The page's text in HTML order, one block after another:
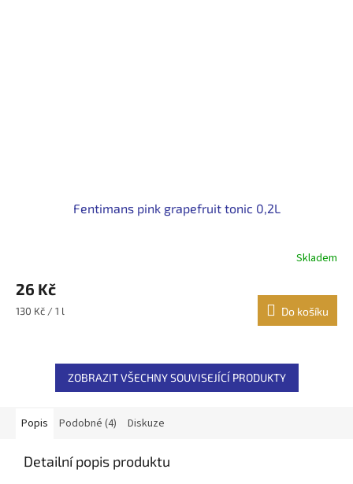
Fentimans pink grapefruit tonic 0,2L
Skladem
26 Kč
Měrná
130 Kč / 1 l Do košíku
ZOBRAZIT VŠECHNY SOUVISEJÍCÍ PRODUKTY
Popis Podobné (4) Diskuze
Detailní popis produktu